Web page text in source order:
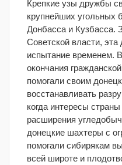
Крепкие узы дружбы
крупнейших угольных
Донбасса и Кузбасса.
Советской власти,
испытание временем.
окончания
помогали своим
восстанавливать
когда интересы
расширения
донецкие шахтеры с
помогали сибирякам
всей широте и